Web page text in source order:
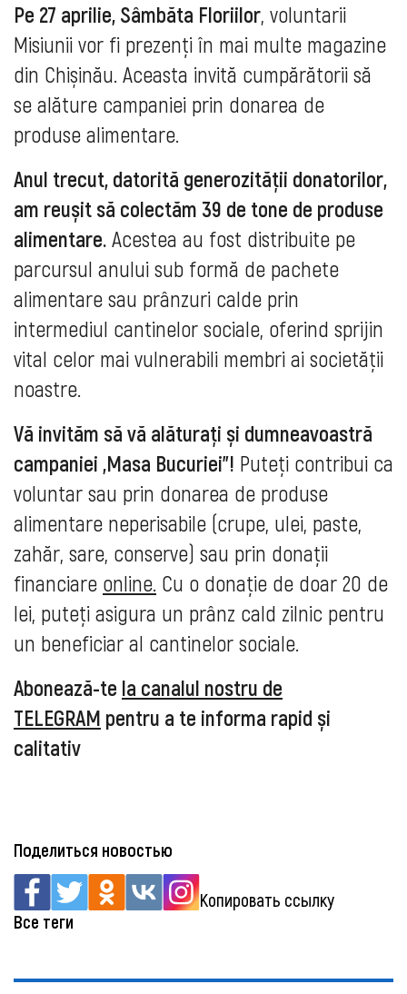
Pe 27 aprilie, Sâmbăta Floriilor, voluntarii
Misiunii vor fi prezenți în mai multe magazine
din Chișinău. Aceasta invită cumpărătorii să
se alăture campaniei prin donarea de
produse alimentare.
Anul trecut, datorită generozității donatorilor,
am reușit să colectăm 39 de tone de produse
alimentare. Acestea au fost distribuite pe
parcursul anului sub formă de pachete
alimentare sau prânzuri calde prin
intermediul cantinelor sociale, oferind sprijin
vital celor mai vulnerabili membri ai societății
noastre.
Vă invităm să vă alăturați și dumneavoastră
campaniei „Masa Bucuriei”! Puteți contribui ca
voluntar sau prin donarea de produse
alimentare neperisabile (crupe, ulei, paste,
zahăr, sare, conserve) sau prin donații
financiare online. Cu o donație de doar 20 de
lei, puteți asigura un prânz cald zilnic pentru
un beneficiar al cantinelor sociale.
Abonează-te la canalul nostru de
TELEGRAM pentru a te informa rapid și
calitativ
Поделиться новостью
Копировать ссылку
Все теги